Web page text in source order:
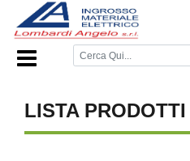
Home Page/
LISTA PRODOTTI